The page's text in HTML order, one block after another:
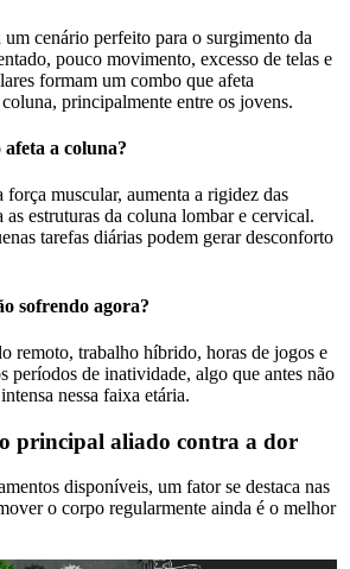
cenário perfeito para o surgimento da
pouco movimento, excesso de telas e
formam um combo que afeta
principalmente entre os jovens.
a coluna?
força muscular, aumenta a rigidez das
as estruturas da coluna lombar e cervical.
tarefas diárias podem gerar desconforto
sofrendo agora?
remoto, trabalho híbrido, horas de jogos e
períodos de inatividade, algo que antes não
nessa faixa etária.
principal aliado contra a dor
disponíveis, um fator se destaca nas
o corpo regularmente ainda é o melhor